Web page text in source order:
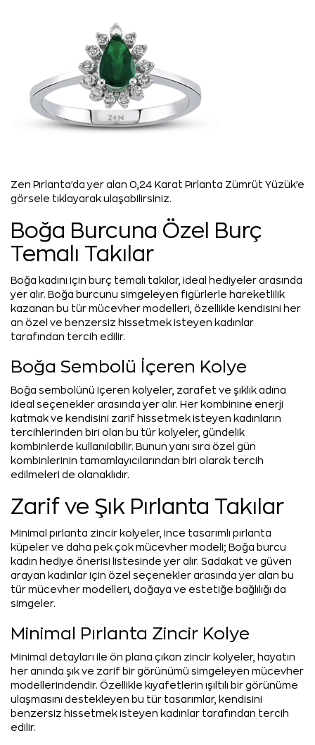
Zen Pırlanta'da yer alan 0,24 Karat Pırlanta Zümrüt Yüzük'e
görsele tıklayarak ulaşabilirsiniz.
Boğa Burcuna Özel Burç
Temalı Takılar
Boğa kadını için burç temalı takılar, ideal hediyeler arasında
yer alır. Boğa burcunu simgeleyen figürlerle hareketlilik
kazanan bu tür mücevher modelleri, özellikle kendisini her
an özel ve benzersiz hissetmek isteyen kadınlar
tarafından tercih edilir.
Boğa Sembolü İçeren Kolye
Boğa sembolünü içeren kolyeler, zarafet ve şıklık adına
ideal seçenekler arasında yer alır. Her kombinine enerji
katmak ve kendisini zarif hissetmek isteyen kadınların
tercihlerinden biri olan bu tür kolyeler, gündelik
kombinlerde kullanılabilir. Bunun yanı sıra özel gün
kombinlerinin tamamlayıcılarından biri olarak tercih
edilmeleri de olanaklıdır.
Zarif ve Şık Pırlanta Takılar
Minimal pırlanta zincir kolyeler, ince tasarımlı pırlanta
küpeler ve daha pek çok mücevher modeli; Boğa burcu
kadın hediye önerisi listesinde yer alır. Sadakat ve güven
arayan kadınlar için özel seçenekler arasında yer alan bu
tür mücevher modelleri, doğaya ve estetiğe bağlılığı da
simgeler.
Minimal Pırlanta Zincir Kolye
Minimal detayları ile ön plana çıkan zincir kolyeler, hayatın
her anında şık ve zarif bir görünümü simgeleyen mücevher
modellerindendir. Özellikle kıyafetlerin ışıltılı bir görünüme
ulaşmasını destekleyen bu tür tasarımlar, kendisini
benzersiz hissetmek isteyen kadınlar tarafından tercih
edilir.